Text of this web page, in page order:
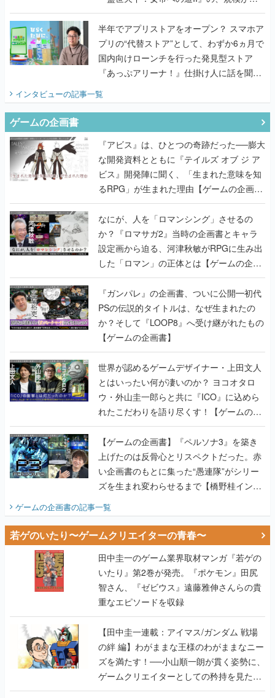
うこだわりをプロデューサーに聞いた
半年でアプリストアをオープン？ スマホア
プリの“代替ストア”として、わずか6ヵ月で
国内向けローンチを行った発見型ストア
『あっぷアリーナ！』仕掛け人に話を聞い
てみた
インタビューの記事一覧
ゲームの企画書
『アビス』は、ひとつの奇跡だった──膨大
な開発資料とともに『テイルズ オブ ジ ア
ビス』開発陣に聞く、「生まれた意味を知
るRPG」が生まれた理由【ゲームの企画
書】
なにが、人を「ロマンシング」させるの
か？『ロマサガ2』当時の企画書とキャラ
設定画から迫る、河津秋敏がRPGに生み出
した「ロマン」の正体とは【ゲームの企画
書】
『ガンパレ』の企画書、ついに公開━初代
PSの伝説的タイトルは、なぜ生まれたの
か？そして『LOOP8』へ受け継がれたもの
【ゲームの企画書】
世界が認めるゲームデザイナー・上田文人
とはいったい何が凄いのか？ ヨコオタロ
ウ・外山圭一郎らと共に『ICO』に込めら
れたこだわりを語り尽くす！【ゲームの企
画書】
【ゲームの企画書】『ペルソナ3』を築き
上げたのは反骨心とリスペクトだった。赤
い企画書のもとに集った“愚連隊”がシリー
ズを生まれ変わらせるまで【橋野桂インタ
ビュー】
ゲームの企画書の記事一覧
若ゲのいたり〜ゲームクリエイターの青春〜
田中圭一のゲーム業界取材マンガ『若ゲの
いたり』第2巻が発売。『ポケモン』田尻
智さん、『ゼビウス』遠藤雅伸さんらの貴
重なエピソードを収録
【田中圭一連載：アイマス/ガンダム 戦場
の絆 編】わがままな王様のわがままなニー
ズを満たす！──小山順一朗が貫く姿勢に、
ゲームクリエイターとしての矜持を見た
【若ゲのいたり最終回】